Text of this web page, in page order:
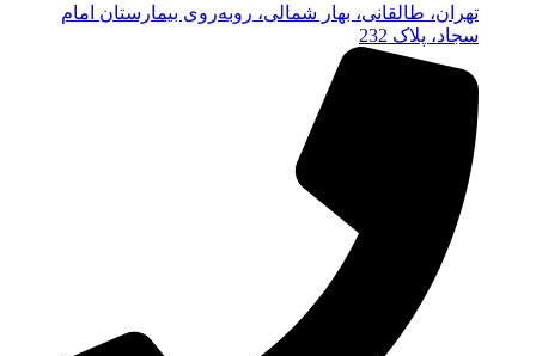
تهران، طالقانی، بهار شمالی، روبه‌روی بیمارستان امام
سجاد، پلاک 232